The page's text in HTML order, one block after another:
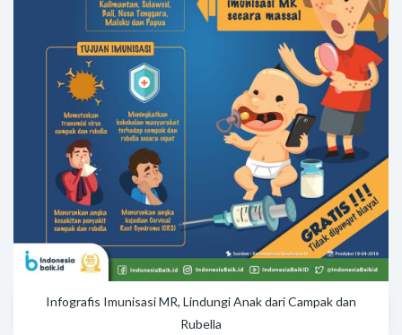
Infografis Imunisasi MR, Lindungi Anak dari Campak dan
Rubella